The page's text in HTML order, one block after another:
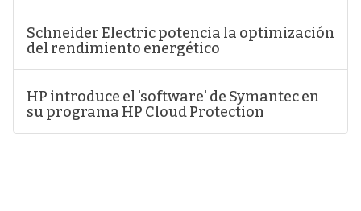
Schneider Electric potencia la optimización
del rendimiento energético
HP introduce el 'software' de Symantec en
su programa HP Cloud Protection